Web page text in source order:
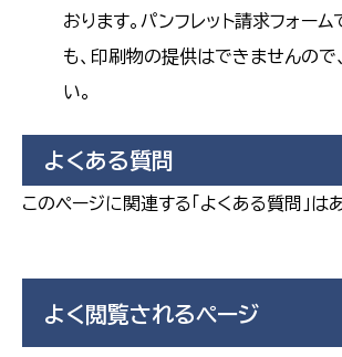
おります。パンフレット請求フォー
も、印刷物の提供はできませんので
い。
よくある質問
このページに関連する「よくある質問」は
よく閲覧されるページ